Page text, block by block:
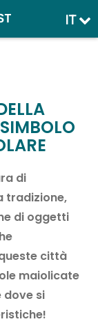
IT
di
tradizione,
di oggetti
città
maiolicate
dove si